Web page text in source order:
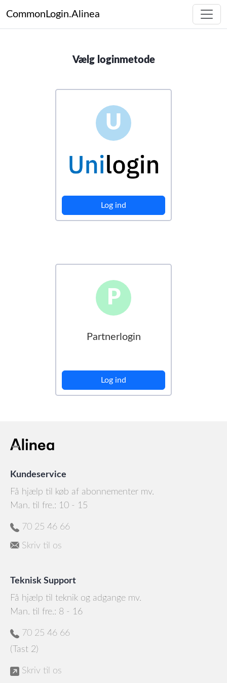
CommonLogin.Alinea
Vælg loginmetode
U
Log ind
P
Partnerlogin
Log ind
Kundeservice
Få hjælp til køb af abonnementer mv.
Man. til fre.: 10 - 15
70 25 46 66
Skriv til os
Teknisk Support
Få hjælp til teknik og adgange mv.
Man. til fre.: 8 - 16
70 25 46 66
(Tast 2)
Skriv til os